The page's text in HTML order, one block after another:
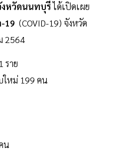
งหวัดนนทบุรีได้เปิดเผย
19 (COVID-19) จังหวัด
2564
ราย
ใหม่ 199 คน
น